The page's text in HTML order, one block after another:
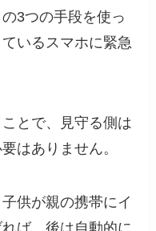
3つの手段を使っ
いるスマホに緊急
とで、見守る側は
はありません。
供が親の携帯にイ